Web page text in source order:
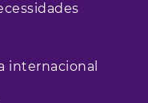
internacional